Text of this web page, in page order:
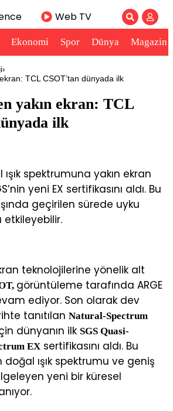
Web TV
Ekonomi Spor Dünya Magazin
›
TCL CSOT’tan dünyada ilk
yakın ekran: TCL
ilk
ışık spektrumuna yakın ekran
yeni EX sertifikasını aldı. Bu
geçirilen sürede uyku
teknolojilerine yönelik alt
görüntüleme tarafında ARGE
ediyor. Son olarak dev
tanıtılan Natural-Spectrum
dünyanın ilk SGS Quasi-
EX sertifikasını aldı. Bu
doğal ışık spektrumu ve geniş
yeni bir küresel